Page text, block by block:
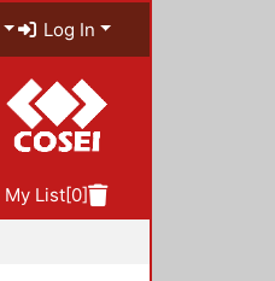
Log In
My List[0]